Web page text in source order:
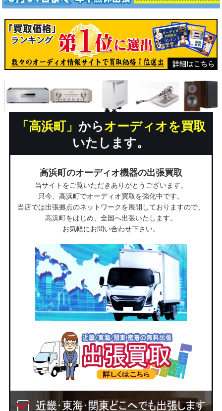
「高浜町」 からオーディオを買取
いたします。
高浜町のオーディオ機器の出張買取
当サイトをご覧いただきありがとうございます。
只今、高浜町でオーディオ買取を強化中です。
当店では出張拠点のネットワークを展開しておりますので、
高浜町をはじめ、全国へ出張いたします。
お気軽にお問い合わせ下さい。